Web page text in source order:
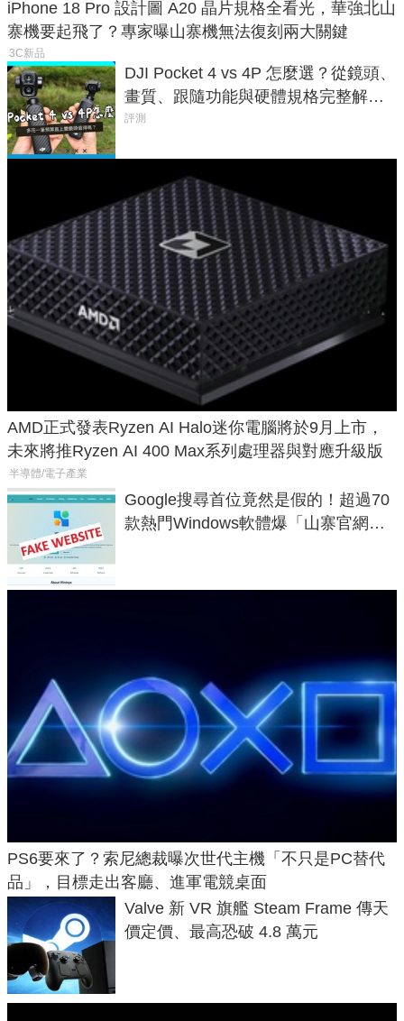
iPhone 18 Pro 設計圖 A20 晶片規格全看光，華強北山
寨機要起飛了？專家曝山寨機無法復刻兩大關鍵
3C新品
DJI Pocket 4 vs 4P 怎麼選？從鏡頭、
畫質、跟隨功能與硬體規格完整解
析，一次看懂兩台差異
評測
AMD正式發表Ryzen AI Halo迷你電腦將於9月上市，
未來將推Ryzen AI 400 Max系列處理器與對應升級版
半導體/電子產業
Google搜尋首位竟然是假的！超過70
款熱門Windows軟體爆「山寨官網」
PS6要來了？索尼總裁曝次世代主機「不只是PC替代
品」，目標走出客廳、進軍電競桌面
Valve 新 VR 旗艦 Steam Frame 傳天
價定價、最高恐破 4.8 萬元